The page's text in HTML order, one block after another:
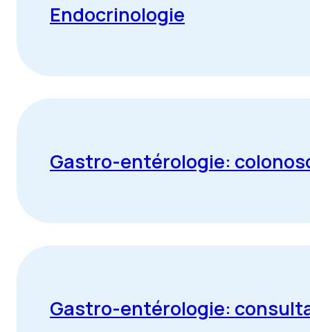
Endocrinologie
Gastro-entérologie:
Gastro-entérologie: